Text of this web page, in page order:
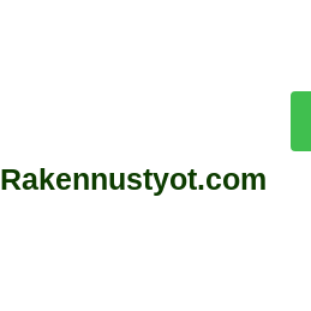
Rakennustyot.com